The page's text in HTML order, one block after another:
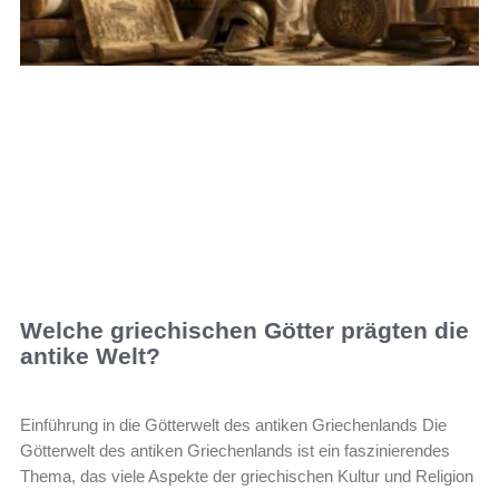
Welche griechischen Götter prägten die
antike Welt?
Einführung in die Götterwelt des antiken Griechenlands Die
Götterwelt des antiken Griechenlands ist ein faszinierendes
Thema, das viele Aspekte der griechischen Kultur und Religion